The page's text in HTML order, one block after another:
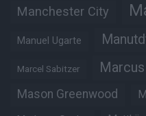
Manchester City
Manuel Ugarte
Marcel Sabitzer
Mason Greenwood